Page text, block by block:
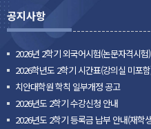
공지사항
2026년 2학기 외국어시험(논문자격시
2026학년도 2학기 시간표(강의실 미포
치안대학원 학칙 일부개정 공고
2026년도 2학기 수강신청 안내
2026년도 2학기 등록금 납부 안내(재학